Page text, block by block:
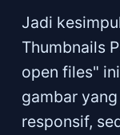
Jadi
Thumbnails
open files"
gambar
responsif,